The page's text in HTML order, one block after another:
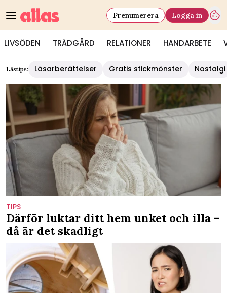
LIVSÖDEN TRÄDGÅRD RELATIONER HANDARBETE
Prenumerera Logga in
Lästips: Läsarberättelser Gratis stickmönster Nostalgi
TIPS
Därför luktar ditt hem unket och illa –
då är det skadligt